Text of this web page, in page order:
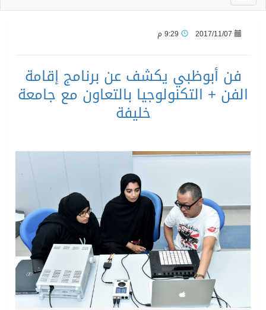
2017/11/07
فن أبوظبي يكشف عن برنامج إقامة
الفن + التكنولوجيا بالتعاون مع جامعة
خليفة